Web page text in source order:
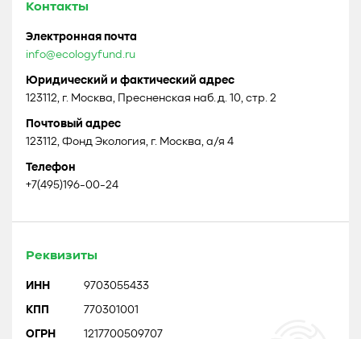
Контакты
Электронная почта
info@ecologyfund.ru
Юридический и фактический адрес
123112, г. Москва, Пресненская наб. д. 10, стр. 2
Почтовый адрес
123112, Фонд Экология, г. Москва, а/я 4
Телефон
+7(495)196-00-24
Реквизиты
ИНН 9703055433
КПП 770301001
ОГРН 1217700509707